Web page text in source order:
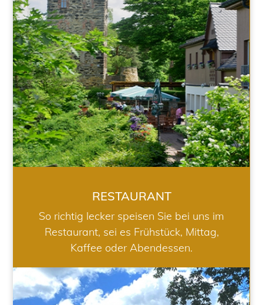
RESTAURANT
RESTAURANT
So richtig lecker speisen Sie bei uns im
Restaurant, sei es Frühstück, Mittag,
Kaffee oder Abendessen.